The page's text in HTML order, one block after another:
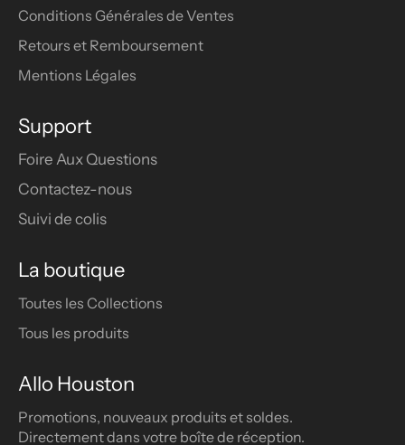
Conditions Générales de Ventes
Retours et Remboursement
Mentions Légales
Support
Foire Aux Questions
Contactez-nous
Suivi de colis
La boutique
Toutes les Collections
Tous les produits
Allo Houston
Promotions, nouveaux produits et soldes.
Directement dans votre boîte de réception.